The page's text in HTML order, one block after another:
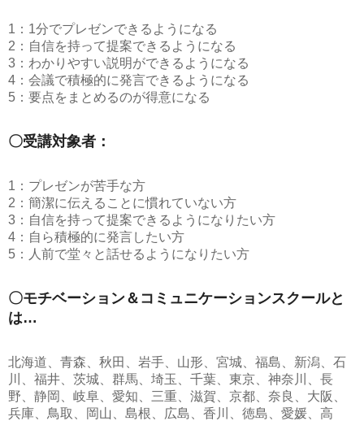
1：1分でプレゼンできるようになる
2：自信を持って提案できるようになる
3：わかりやすい説明ができるようになる
4：会議で積極的に発言できるようになる
5：要点をまとめるのが得意になる
〇受講対象者：
1：プレゼンが苦手な方
2：簡潔に伝えることに慣れていない方
3：自信を持って提案できるようになりたい方
4：自ら積極的に発言したい方
5：人前で堂々と話せるようになりたい方
〇モチベーション＆コミュニケーションスクールと
は…
北海道、青森、秋田、岩手、山形、宮城、福島、新潟、石
川、福井、茨城、群馬、埼玉、千葉、東京、神奈川、長
野、静岡、岐阜、愛知、三重、滋賀、京都、奈良、大阪、
兵庫、鳥取、岡山、島根、広島、香川、徳島、愛媛、高